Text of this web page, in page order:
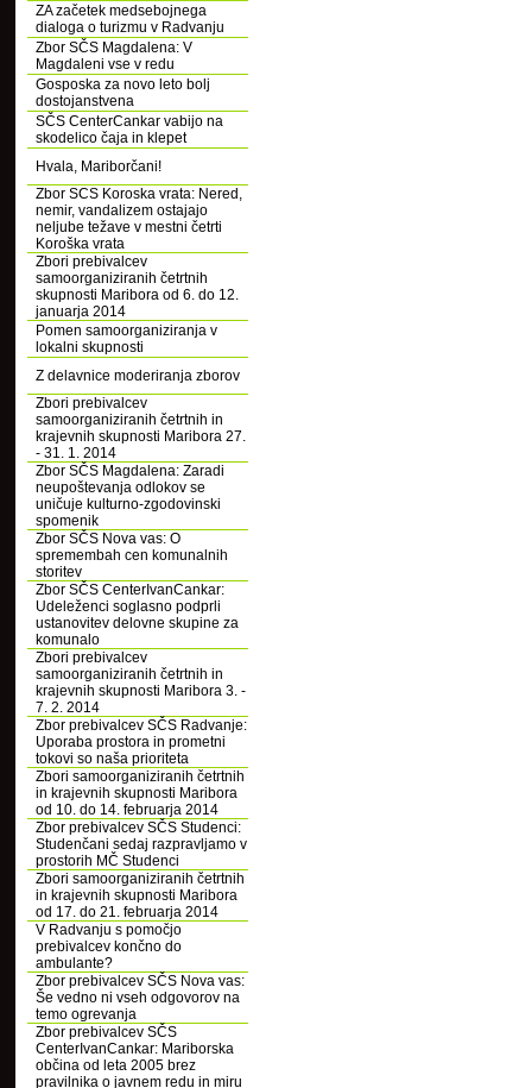
ZA začetek medsebojnega
dialoga o turizmu v Radvanju
Zbor SČS Magdalena: V
Magdaleni vse v redu
Gosposka za novo leto bolj
dostojanstvena
SČS CenterCankar vabijo na
skodelico čaja in klepet
Hvala, Mariborčani!
Zbor SCS Koroska vrata: Nered,
nemir, vandalizem ostajajo
neljube težave v mestni četrti
Koroška vrata
Zbori prebivalcev
samoorganiziranih četrtnih
skupnosti Maribora od 6. do 12.
januarja 2014
Pomen samoorganiziranja v
lokalni skupnosti
Z delavnice moderiranja zborov
Zbori prebivalcev
samoorganiziranih četrtnih in
krajevnih skupnosti Maribora 27.
- 31. 1. 2014
Zbor SČS Magdalena: Zaradi
neupoštevanja odlokov se
uničuje kulturno-zgodovinski
spomenik
Zbor SČS Nova vas: O
spremembah cen komunalnih
storitev
Zbor SČS CenterIvanCankar:
Udeleženci soglasno podprli
ustanovitev delovne skupine za
komunalo
Zbori prebivalcev
samoorganiziranih četrtnih in
krajevnih skupnosti Maribora 3. -
7. 2. 2014
Zbor prebivalcev SČS Radvanje:
Uporaba prostora in prometni
tokovi so naša prioriteta
Zbori samoorganiziranih četrtnih
in krajevnih skupnosti Maribora
od 10. do 14. februarja 2014
Zbor prebivalcev SČS Studenci:
Studenčani sedaj razpravljamo v
prostorih MČ Studenci
Zbori samoorganiziranih četrtnih
in krajevnih skupnosti Maribora
od 17. do 21. februarja 2014
V Radvanju s pomočjo
prebivalcev končno do
ambulante?
Zbor prebivalcev SČS Nova vas:
Še vedno ni vseh odgovorov na
temo ogrevanja
Zbor prebivalcev SČS
CenterIvanCankar: Mariborska
občina od leta 2005 brez
pravilnika o javnem redu in miru